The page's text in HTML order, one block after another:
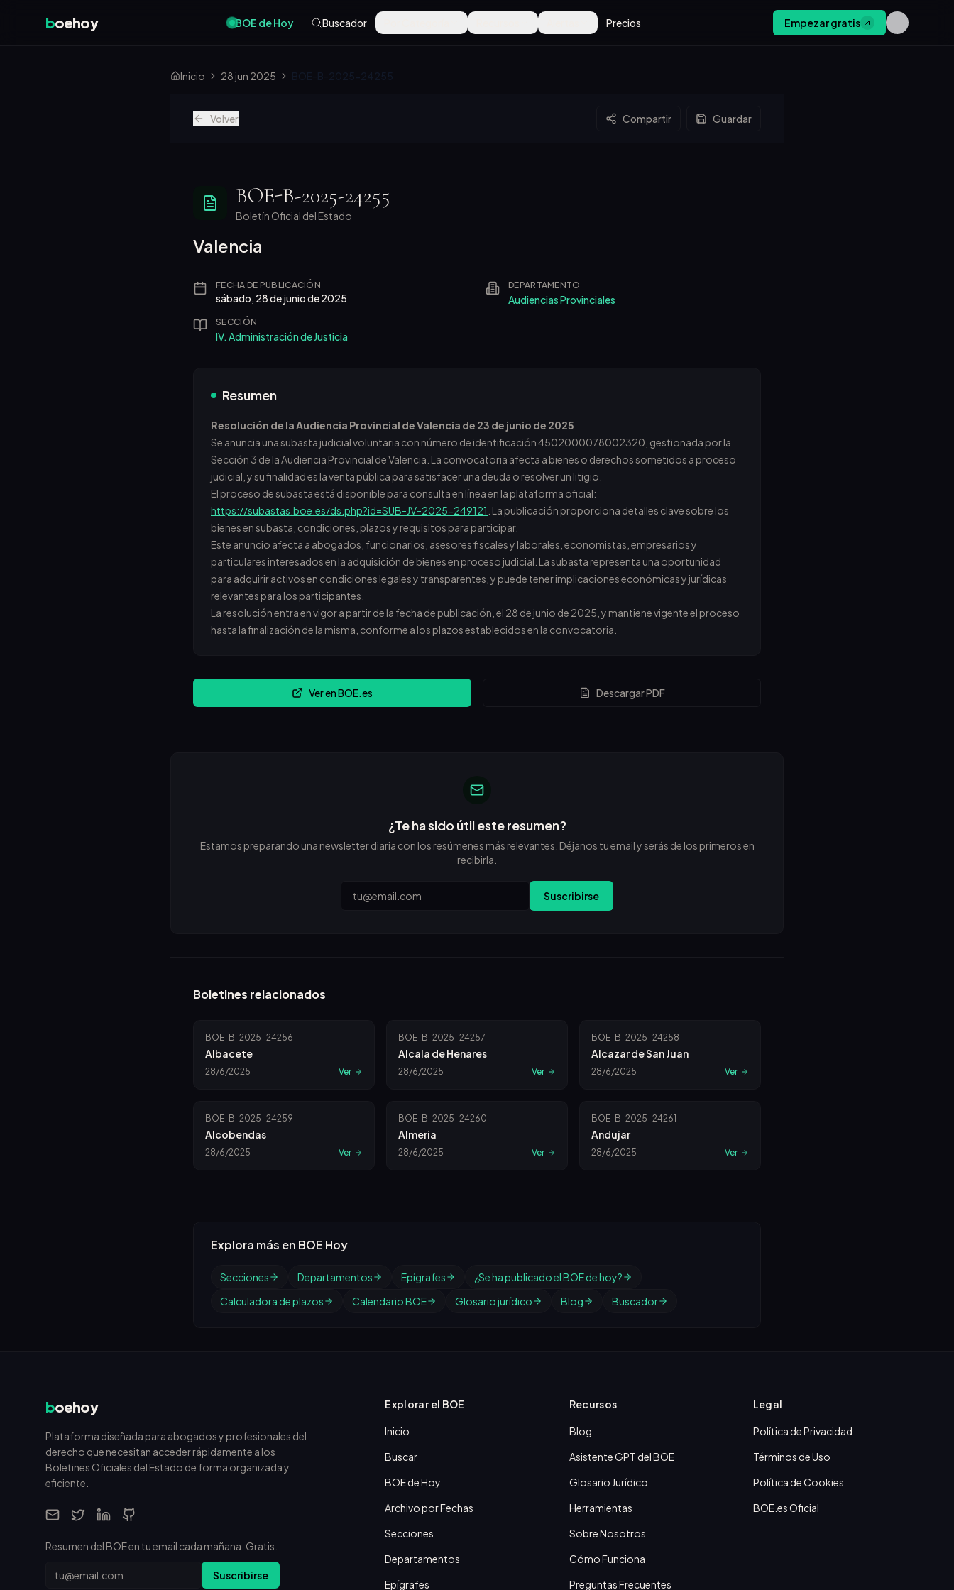
boehoy BOE de Hoy Buscador Precios Empezar gratis
Inicio 28 jun 2025 BOE-B-2025-24255
Volver Compartir Guardar
BOE-B-2025-24255
Boletín Oficial del Estado
Valencia
FECHA DE PUBLICACIÓN
sábado, 28 de junio de 2025
SECCIÓN
IV. Administración de Justicia
DEPARTAMENTO
Audiencias Provinciales
Resumen
Resolución de la Audiencia Provincial de Valencia de 23 de junio de 2025
Se anuncia una subasta judicial voluntaria con número de identificación 4502000078002320, gestionada por la
Sección 3 de la Audiencia Provincial de Valencia. La convocatoria afecta a bienes o derechos sometidos a proceso
judicial, y su finalidad es la venta pública para satisfacer una deuda o resolver un litigio.
El proceso de subasta está disponible para consulta en línea en la plataforma oficial:
https://subastas.boe.es/ds.php?id=SUB-JV-2025-249121 . La publicación proporciona detalles clave sobre los
bienes en subasta, condiciones, plazos y requisitos para participar.
Este anuncio afecta a abogados, funcionarios, asesores fiscales y laborales, economistas, empresarios y
particulares interesados en la adquisición de bienes en proceso judicial. La subasta representa una oportunidad
para adquirir activos en condiciones legales y transparentes, y puede tener implicaciones económicas y jurídicas
relevantes para los participantes.
La resolución entra en vigor a partir de la fecha de publicación, el 28 de junio de 2025, y mantiene vigente el proceso
hasta la finalización de la misma, conforme a los plazos establecidos en la convocatoria.
Ver en BOE.es Descargar PDF
¿Te ha sido útil este resumen?
Estamos preparando una newsletter diaria con los resúmenes más relevantes. Déjanos tu email y serás de los primeros en
recibirla.
Suscribirse
Boletines relacionados
BOE-B-2025-24256
Albacete
28/6/2025 Ver
BOE-B-2025-24257
Alcala de Henares
28/6/2025 Ver
BOE-B-2025-24258
Alcazar de San Juan
28/6/2025 Ver
BOE-B-2025-24259
Alcobendas
28/6/2025 Ver
BOE-B-2025-24260
Almeria
28/6/2025 Ver
BOE-B-2025-24261
Andujar
28/6/2025 Ver
Explora más en BOE Hoy
Secciones Departamentos Epígrafes
¿Se ha publicado el BOE de hoy?
Calculadora de plazos
Calendario BOE Glosario jurídico Blog Buscador
boehoy
Plataforma diseñada para abogados y profesionales del
derecho que necesitan acceder rápidamente a los
Boletines Oficiales del Estado de forma organizada y
eficiente.
Resumen del BOE en tu email cada mañana. Gratis.
Email Suscribirse
Explorar el BOE
Inicio
Buscar
BOE de Hoy
Archivo por Fechas
Secciones
Departamentos
Epígrafes
Recursos
Blog
Asistente GPT del BOE
Glosario Jurídico
Herramientas
Sobre Nosotros
Cómo Funciona
Preguntas Frecuentes
Legal
Política de Privacidad
Términos de Uso
Política de Cookies
BOE.es Oficial